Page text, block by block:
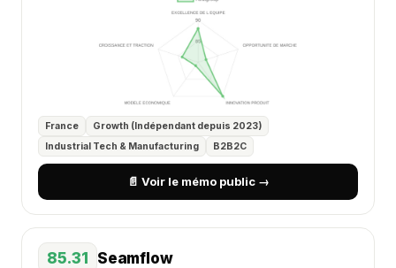
France
Growth (Indépendant depuis 2023)
Industrial Tech & Manufacturing
B2B2C
📄 Voir le mémo public →
85.31 Seamflow